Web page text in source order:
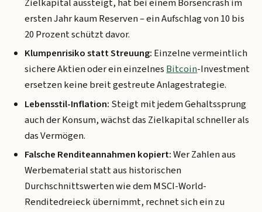
ersten Jahr kaum Reserven – ein Aufschlag von 10 bis
20 Prozent schützt davor.
Klumpenrisiko statt Streuung: Einzelne vermeintlich
sichere Aktien oder ein einzelnesBitcoin-Investment
ersetzen keine breit gestreute Anlagestrategie.
Lebensstil-Inflation: Steigt mit jedem Gehaltssprung
auch der Konsum, wächst das Zielkapital schneller als
das Vermögen.
Falsche Renditeannahmen kopiert:Wer Zahlen aus
Werbematerial statt aus historischen
Durchschnittswerten wie dem MSCI-World-
Renditedreieck übernimmt, rechnet sich ein zu